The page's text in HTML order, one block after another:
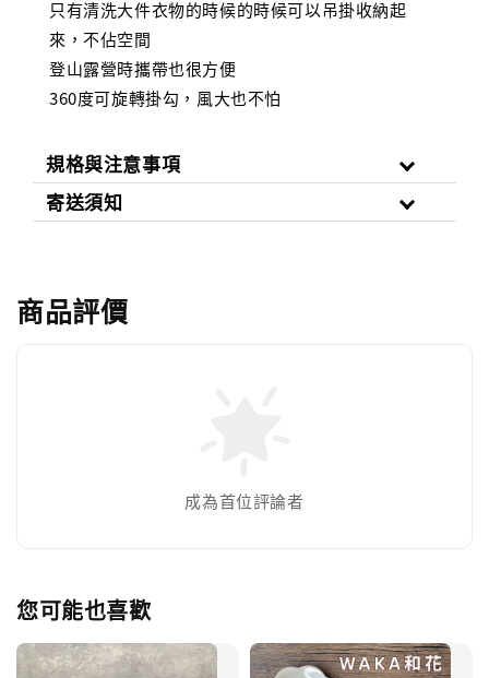
只有清洗大件衣物的時候的時候可以吊掛收納起
來，不佔空間
登山露營時攜帶也很方便
360度可旋轉掛勾，風大也不怕
規格與注意事項
寄送須知
商品評價
成為首位評論者
您可能也喜歡